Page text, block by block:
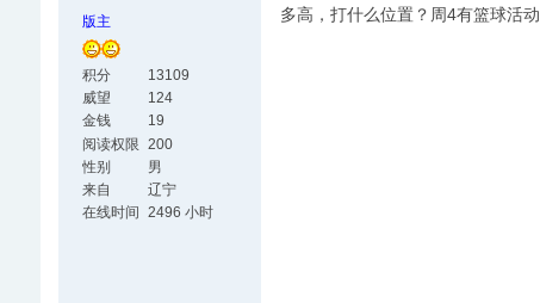
版主
积分
13109
威望
124
金钱
19
阅读权限 200
性别
男
来自
辽宁
在线时间
2496 小时
多高，打什么位置？周4有篮球活